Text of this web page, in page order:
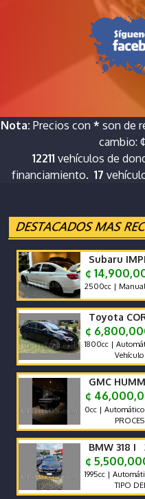
Nota: Precios con * son de
cambio:
12211 vehículos de
financiamiento. 17
Subaru
¢
2500cc |
Toyota
¢
1800cc |
Vehículo en
GMC
¢
0cc | Automático
PROCESO
BMW 318 I
¢
1995cc |
TIPO